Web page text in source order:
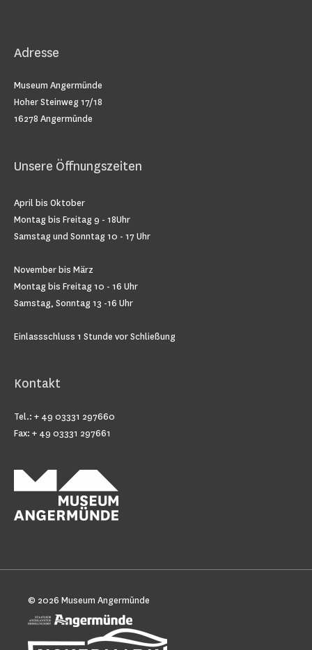
Adresse
Museum Angermünde
Hoher Steinweg 17/18
16278 Angermünde
Unsere Öffnungszeiten
April bis Oktober
Montag bis Freitag 9 - 18Uhr
Samstag und Sonntag 10 - 17 Uhr
November bis März
Montag bis Freitag 10 - 16 Uhr
Samstag, Sonntag 13 -16 Uhr
Einlassschluss 1 Stunde vor Schließung
Kontakt
Tel.: + 49 03331 297660
Fax: + 49 03331 297661
© 2026 Museum Angermünde